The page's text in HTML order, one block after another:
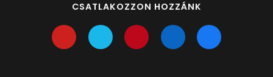
CSATLAKOZZON HOZZÁNK